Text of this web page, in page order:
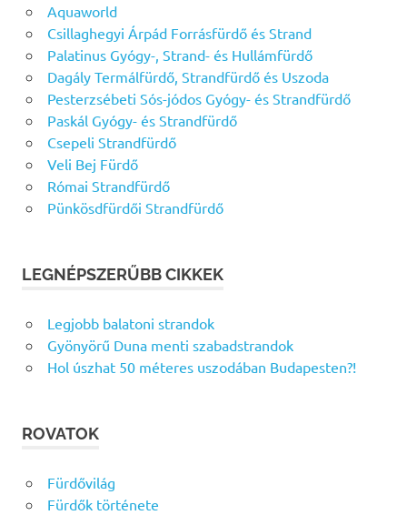
Aquaworld
Csillaghegyi Árpád Forrásfürdő és Strand
Palatinus Gyógy-, Strand- és Hullámfürdő
Dagály Termálfürdő, Strandfürdő és Uszoda
Pesterzsébeti Sós-jódos Gyógy- és Strandfürdő
Paskál Gyógy- és Strandfürdő
Csepeli Strandfürdő
Veli Bej Fürdő
Római Strandfürdő
Pünkösdfürdői Strandfürdő
LEGNÉPSZERŰBB CIKKEK
Legjobb balatoni strandok
Gyönyörű Duna menti szabadstrandok
Hol úszhat 50 méteres uszodában Budapesten?!
ROVATOK
Fürdővilág
Fürdők története